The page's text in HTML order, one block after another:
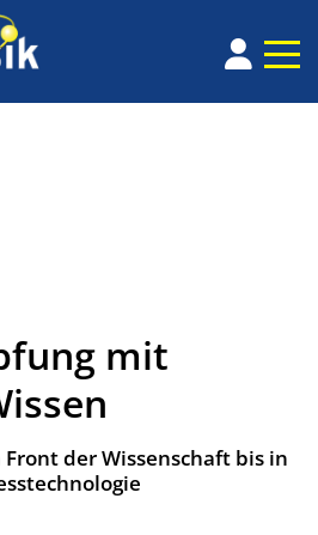
mit
der Wissenschaft bis in